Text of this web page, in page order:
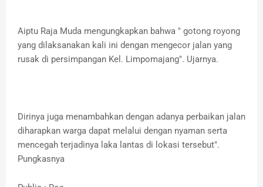
Aiptu Raja Muda mengungkapkan bahwa " gotong royong
yang dilaksanakan kali ini dengan mengecor jalan yang
rusak di persimpangan Kel. Limpomajang". Ujarnya.
Dirinya juga menambahkan dengan adanya perbaikan jalan
diharapkan warga dapat melalui dengan nyaman serta
mencegah terjadinya laka lantas di lokasi tersebut".
Pungkasnya